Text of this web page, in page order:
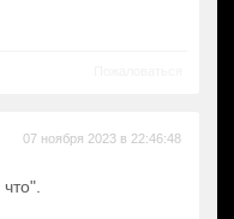
07 ноября 2023 в 22:46:48